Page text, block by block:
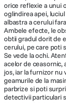
orice reflexie a unui
oglindirea apei,
albastra a cerului
Ambele efecte, le
obtii gradul dorit de
cerului, pe care poti
Se vede la ochi.
acelor de ceasornic,
jos, iar la furnizor nu
geamurile de la
parbrize si poti
detectivii particulari